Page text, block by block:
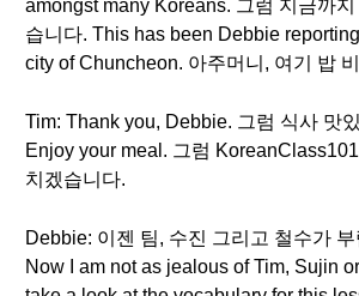
amongst many Koreans. 그럼 지금까
습니다. This has been Debbie
city of Chuncheon. 아주머니, 여기 밥
Tim: Thank you, Debbie. 그럼 식사 맛
Enjoy your meal. 그럼
치겠습니다.
Debbie: 이젠 팀, 수진 그리고 철수가
Now I am not as jealous of Tim, Sujin